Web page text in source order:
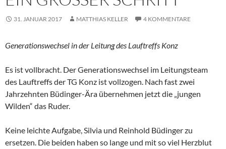
31. JANUAR 2017 MATTHIAS KELLER 4 KOMMENTARE
Generationswechsel in der Leitung des Lauftreffs Konz
Es ist vollbracht. Der Generationswechsel im Leitungsteam
des Lauftreffs der TG Konz ist vollzogen. Nach fast zwei
Jahrzehnten Büdinger-Ära übernehmen jetzt die „jungen
Wilden“ das Ruder.
Keine leichte Aufgabe, Silvia und Reinhold Büdinger zu
ersetzen. Die beiden haben so lange und mit so viel Herzblut